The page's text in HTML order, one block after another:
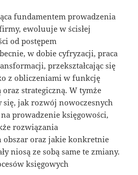
fundamentem prowadzenia
ewoluuje w ścisłej
od postępem
w dobie cyfryzacji, praca
przekształcając się
z obliczeniami w funkcję
strategiczną. W tymże
jak rozwój nowoczesnych
prowadzenie księgowości,
rozwiązania
oraz jakie konkretnie
niosą ze sobą same te zmiany.
księgowych